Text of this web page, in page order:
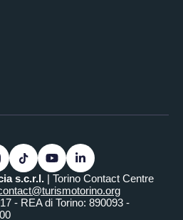
s.c.r.l. | Torino Contact Centre
- REA di Torino: 890093 -